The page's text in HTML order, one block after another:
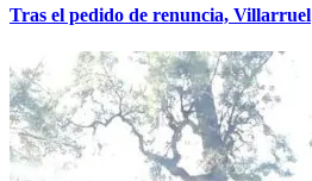
Tras el pedido de renuncia, Villarruel